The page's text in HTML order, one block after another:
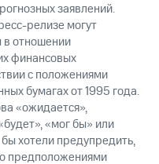
заявлений.
релизе могут
в отношении
финансовых
с положениями
бумагах от 1995 года.
«ожидается»,
«мог бы» или
хотели предупредить,
предположениями